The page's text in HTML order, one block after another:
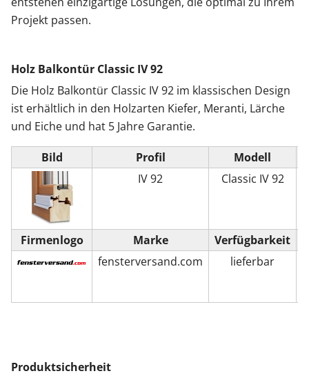
Projekt passen.
Holz Balkontür Classic IV 92
Die Holz Balkontür Classic IV 92 im klassischen Design
ist erhältlich in den Holzarten Kiefer, Meranti, Lärche
und Eiche und hat 5 Jahre Garantie.
Bild
Profil
IV 92
Modell
Classic IV 92
Firmenlogo
Marke
fensterversand.com
Verfügbarkeit
lieferbar
Produktsicherheit